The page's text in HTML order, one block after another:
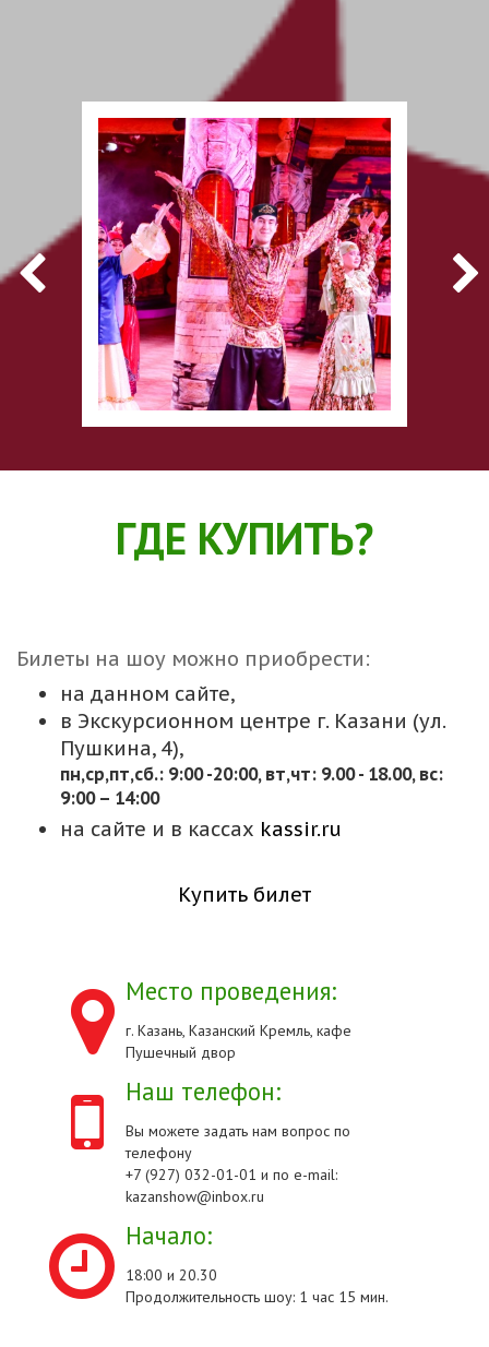
ГДЕ КУПИТЬ?
Билеты на шоу можно приобрести:
на данном сайте,
в Экскурсионном центре г. Казани (ул.
Пушкина, 4),
пн,cр,пт,сб.: 9:00 -20:00, вт,чт: 9.00 - 18.00, вс:
9:00 – 14:00
на сайте и в кассах kassir.ru
Купить билет
Место проведения:
г. Казань, Казанский Кремль, кафе
Пушечный двор
Наш телефон:
Вы можете задать нам вопрос по
телефону
+7 (927) 032-01-01 и по e-mail:
kazanshow@inbox.ru
Начало:
18:00 и 20.30
Продолжительность шоу: 1 час 15 мин.